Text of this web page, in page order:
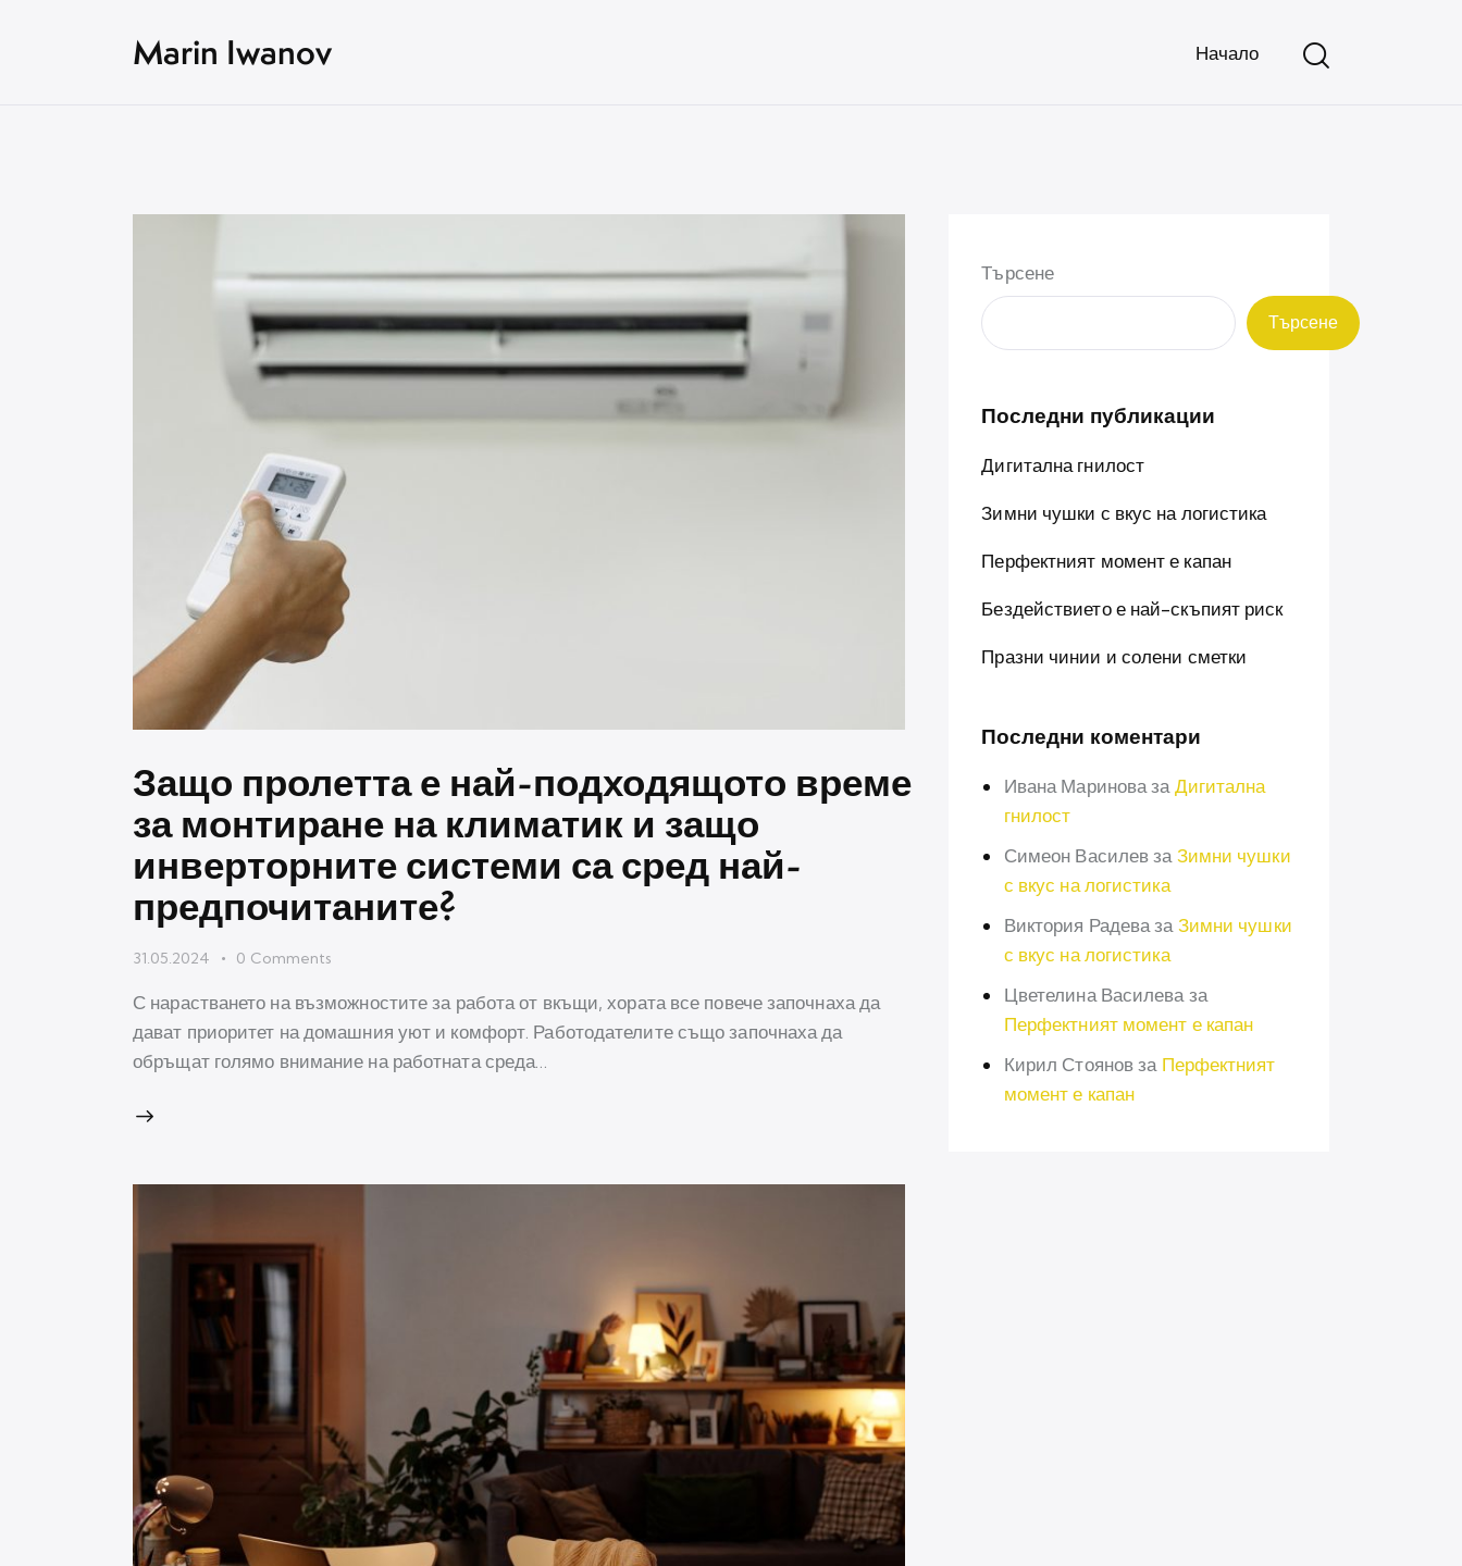
Marin Iwanov Начало
Защо пролетта е най-подходящото време
за монтиране на климатик и защо
инверторните системи са сред най-
предпочитаните?
31.05.2024 0 Comments
С нарастването на възможностите за работа от вкъщи, хората все повече започнаха да
дават приоритет на домашния уют и комфорт. Работодателите също започнаха да
обръщат голямо внимание на работната среда…
Търсене
Търсене
Последни публикации
Дигитална гнилост
Зимни чушки с вкус на логистика
Перфектният момент е капан
Бездействието е най-скъпият риск
Празни чинии и солени сметки
Последни коментари
Ивана Мариноваза Дигитална
гнилост
Симеон Василевза Зимни чушки
с вкус на логистика
Виктория Радеваза Зимни чушки
с вкус на логистика
Цветелина Василева за
Перфектният момент е капан
Кирил Стояновза Перфектният
момент е капан